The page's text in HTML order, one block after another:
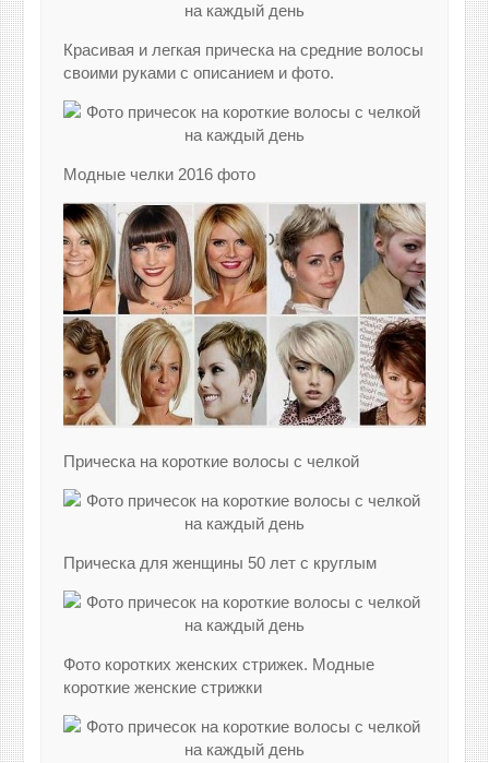
Красивая и легкая прическа на средние волосы
своими руками с описанием и фото.
Модные челки 2016 фото
Прическа на короткие волосы с челкой
Прическа для женщины 50 лет с круглым
Фото коротких женских стрижек. Модные
короткие женские стрижки